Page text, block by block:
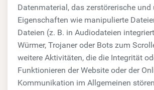
Datenmaterial, das zerstörerische
Eigenschaften wie manipulierte
Dateien (z. B. in Audiodateien
Würmer, Trojaner oder Bots zum
weitere Aktivitäten, die die Integrität
Funktionieren der Website oder der
Kommunikation im Allgemeinen